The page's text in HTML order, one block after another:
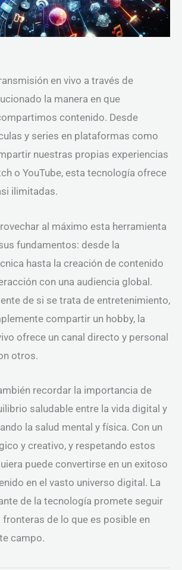
en vivo a través de
la manera en que
contenido. Desde
y series en plataformas como
nuestras propias experiencias
o YouTube, esta tecnología ofrece
ilimitadas.
al máximo esta herramienta
fundamentos: desde la
hasta la creación de contenido
con una audiencia global.
de si se trata de entretenimiento,
compartir un hobby, la
ofrece un canal directo y personal
otros.
recordar la importancia de
saludable entre la vida digital y
la salud mental y física. Con un
y creativo, y respetando estos
puede convertirse en un exitoso
en el vasto universo digital. La
de la tecnología promete seguir
de lo que es posible en
campo.